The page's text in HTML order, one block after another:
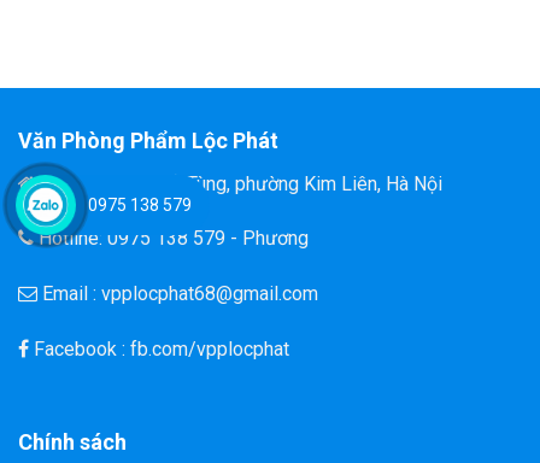
Văn Phòng Phẩm Lộc Phát
Đ/C: 58 Tôn Thất Tùng, phường Kim Liên, Hà Nội
Hotline: 0975 138 579 - Phương
Email : vpplocphat68@gmail.com
Facebook : fb.com/vpplocphat
Chính sách
0975 138 579